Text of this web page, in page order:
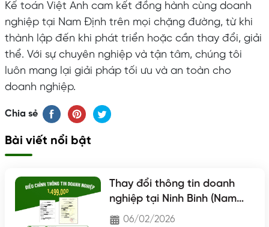
Kế toán Việt Anh cam kết đồng hành cùng doanh
nghiệp tại Nam Định trên mọi chặng đường, từ khi
thành lập đến khi phát triển hoặc cần thay đổi, giải
thể. Với sự chuyên nghiệp và tận tâm, chúng tôi
luôn mang lại giải pháp tối ưu và an toàn cho
doanh nghiệp.
Chia sẻ
Bài viết nổi bật
Thay đổi thông tin doanh
nghiệp tại Ninh Binh (Nam
Định - Hà Nam - Ninh Binh)
06/02/2026